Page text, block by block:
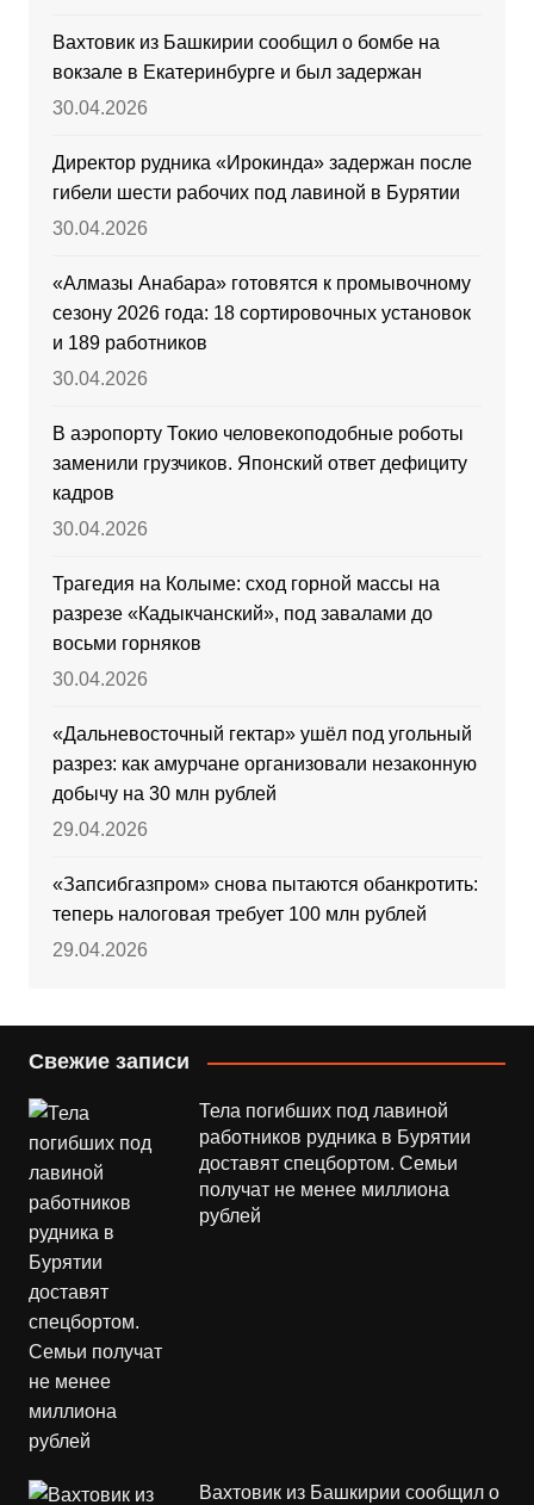
Вахтовик из Башкирии сообщил о бомбе на
вокзале в Екатеринбурге и был задержан
30.04.2026
Директор рудника «Ирокинда» задержан после
гибели шести рабочих под лавиной в Бурятии
30.04.2026
«Алмазы Анабара» готовятся к промывочному
сезону 2026 года: 18 сортировочных установок
и 189 работников
30.04.2026
В аэропорту Токио человекоподобные роботы
заменили грузчиков. Японский ответ дефициту
кадров
30.04.2026
Трагедия на Колыме: сход горной массы на
разрезе «Кадыкчанский», под завалами до
восьми горняков
30.04.2026
«Дальневосточный гектар» ушёл под угольный
разрез: как амурчане организовали незаконную
добычу на 30 млн рублей
29.04.2026
«Запсибгазпром» снова пытаются обанкротить:
теперь налоговая требует 100 млн рублей
29.04.2026
Свежие записи
Тела погибших под лавиной
работников рудника в Бурятии
доставят спецбортом. Семьи
получат не менее миллиона
рублей
Вахтовик из Башкирии сообщил о